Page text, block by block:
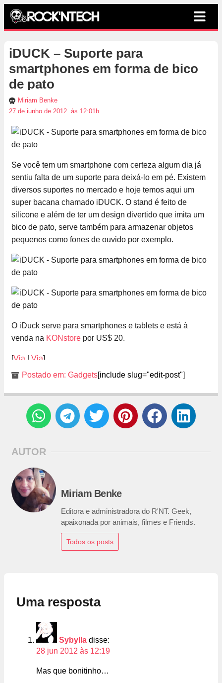
iDUCK – Suporte para
smartphones em forma de bico
de pato
Miriam Benke
27 de junho de 2012, às 12:01h
Se você tem um smartphone com certeza algum dia já
sentiu falta de um suporte para deixá-lo em pé. Existem
diversos suportes no mercado e hoje temos aqui um
super bacana chamado iDUCK. O stand é feito de
silicone e além de ter um design divertido que imita um
bico de pato, serve também para armazenar objetos
pequenos como fones de ouvido por exemplo.
O iDuck serve para smartphones e tablets e está à
venda na KONstore por US$ 20.
[Via | Via]
Postado em: Gadgets[include slug="edit-post"]
AUTOR
Miriam Benke
Editora e administradora do R'NT. Geek,
apaixonada por animais, filmes e Friends.
Todos os posts
Uma resposta
Sybylla disse:
28 jun 2012 às 12:19
Mas que bonitinho…